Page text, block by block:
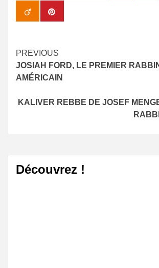
Continue
Reading
PREVIOUS
JOSIAH FORD, LE PREMIER
AMÉRICAIN
KALIVER REBBE DE JOSEF
Découvrez !